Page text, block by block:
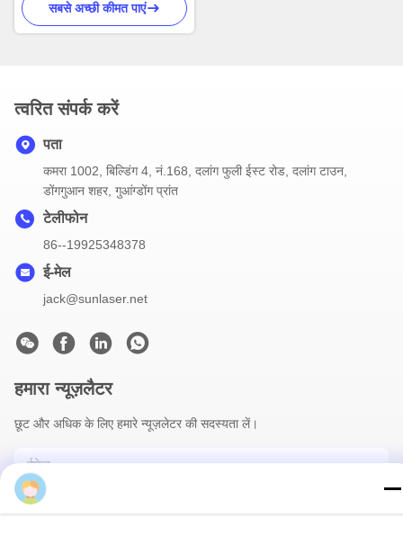
सबसे अच्छी कीमत पाएं
त्वरित संपर्क करें
पता
कमरा 1002, बिल्डिंग 4, नं.168, दलांग फुली ईस्ट रोड, दलांग टाउन,
डोंगगुआन शहर, गुआंग्डोंग प्रांत
टेलीफोन
86--19925348378
ई-मेल
jack@sunlaser.net
हमारा न्यूज़लैटर
छूट और अधिक के लिए हमारे न्यूज़लेटर की सदस्यता लें।